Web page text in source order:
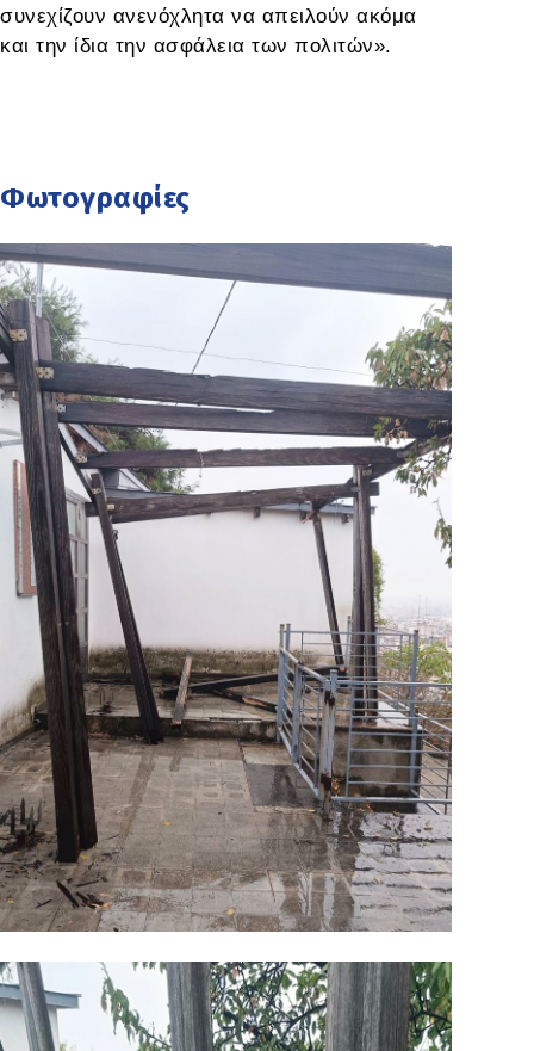
συνεχίζουν ανενόχλητα να απειλούν ακόμα
και την ίδια την ασφάλεια των πολιτών».
Φωτογραφίες